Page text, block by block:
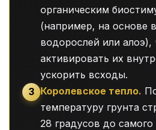
органическим
(например, на основе
водорослей или алоэ),
активировать их
ускорить всходы.
3 Королевское тепло.
температуру грунта
28 градусов до самого